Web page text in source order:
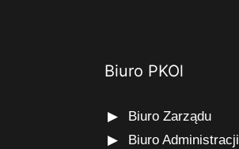
Biuro PKOl
Biuro Zarządu
Biuro Administracji